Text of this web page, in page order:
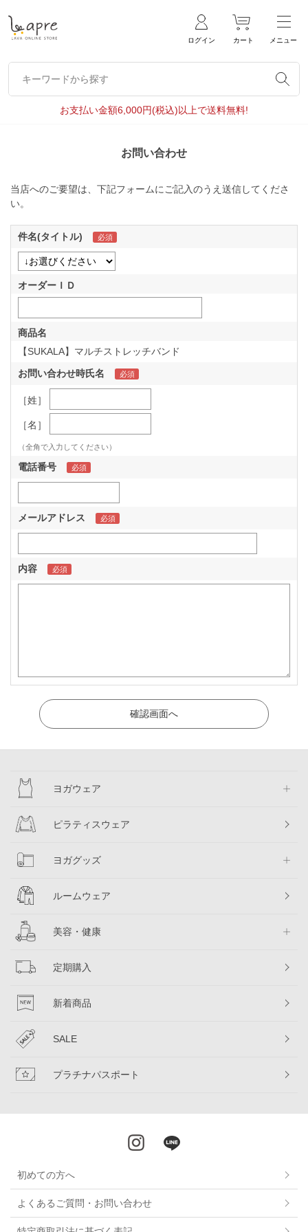
ログイン カート メニュー
キーワードから探す
キーワードから探す
お支払い金額6,000円(税込)以上で送料無料!
お問い合わせ
当店へのご要望は、下記フォームにご記入のうえ送信してくださ
い。
件名(タイトル)
オーダーＩＤ
商品名
【SUKALA】マルチストレッチバンド
お問い合わせ時氏名
［姓］
［名］
（全角で入力してください）
電話番号
メールアドレス
内容
ヨガウェア
ピラティスウェア
ヨガグッズ
ルームウェア
美容・健康
定期購入
新着商品
SALE
プラチナパスポート
初めての方へ
よくあるご質問・お問い合わせ